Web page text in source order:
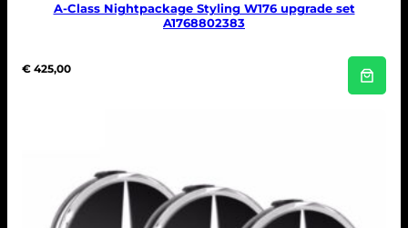
A-Class Nightpackage Styling W176 upgrade set
A1768802383
€ 425,00